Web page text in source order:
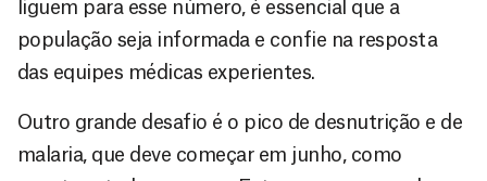
liguem para esse número, é essencial que a
população seja informada e confie na resposta
das equipes médicas experientes.
Outro grande desafio é o pico de desnutrição e de
malaria, que deve começar em junho, como